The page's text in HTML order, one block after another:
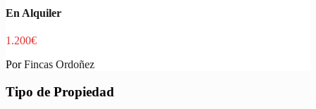
En Alquiler
1.200€
PorFincas Ordoñez
Tipo de Propiedad